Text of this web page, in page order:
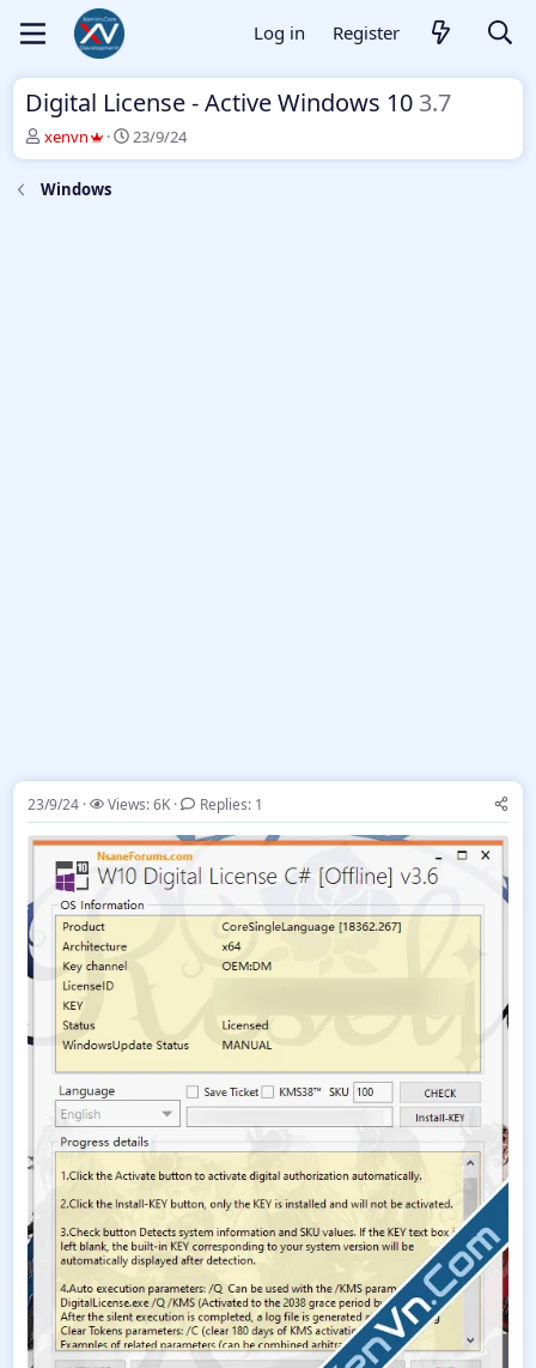
Log in Register
Digital License - Active Windows 10 3.7
T
h
r
e
xenvn
S
t
23/9/24
Windows
23/9/24 Views: 6K Replies: 1